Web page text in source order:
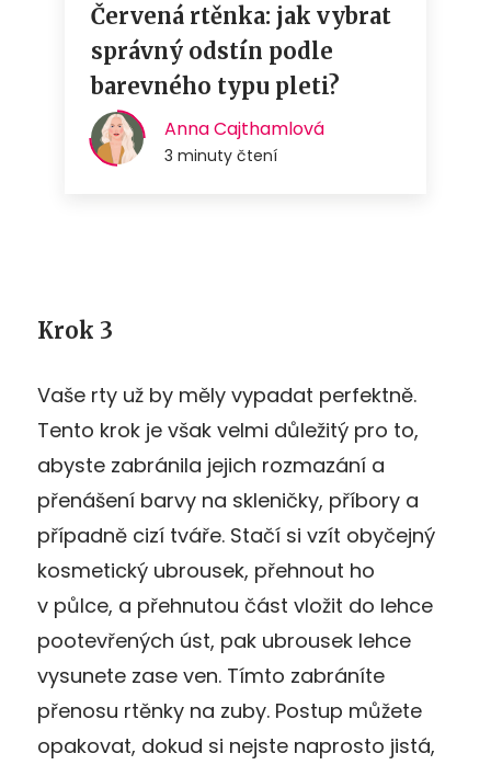
Krok 3
Vaše rty už by měly vypadat perfektně.
Tento krok je však velmi důležitý pro to,
abyste zabránila jejich rozmazání a
přenášení barvy na skleničky, příbory a
případně cizí tváře. Stačí si vzít obyčejný
kosmetický ubrousek, přehnout ho
v půlce, a přehnutou část vložit do lehce
pootevřených úst, pak ubrousek lehce
vysunete zase ven. Tímto zabráníte
přenosu rtěnky na zuby. Postup můžete
opakovat, dokud si nejste naprosto jistá,